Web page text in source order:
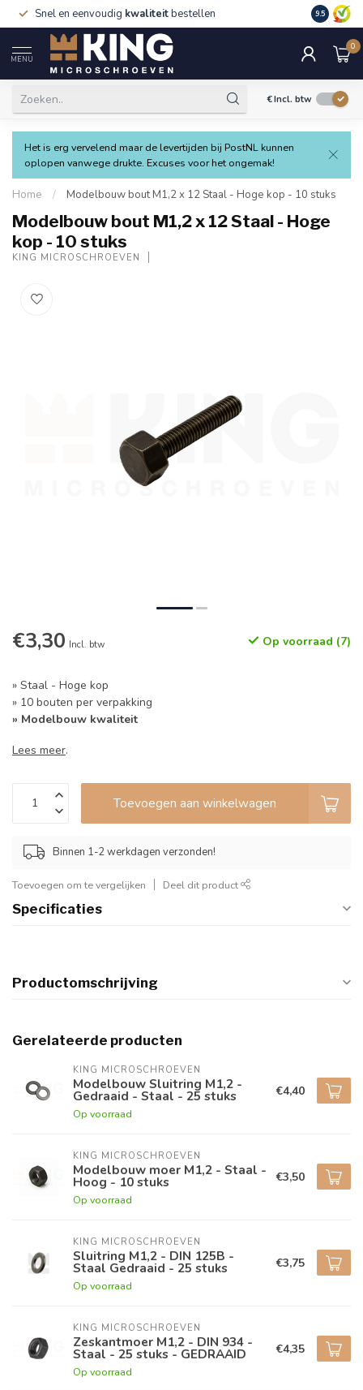
Snel en eenvoudig kwaliteitbestellen 9.5
MENU
0
€Incl. btw
Het is erg vervelend maar de levertijden bij PostNL kunnen
oplopen vanwege drukte. Excuses voor het ongemak!
Home / Modelbouw bout M1,2 x 12 Staal - Hoge kop - 10 stuks
Modelbouw bout M1,2 x 12 Staal - Hoge
kop - 10 stuks
KING MICROSCHROEVEN
€3,30 Incl. btw Op voorraad (7)
» Staal - Hoge kop
» 10 bouten per verpakking
» Modelbouw kwaliteit
Lees meer.
Toevoegen aan winkelwagen
Binnen 1-2 werkdagen verzonden!
Toevoegen om te vergelijken Deel dit product
Specificaties
Productomschrijving
Gerelateerde producten
KING MICROSCHROEVEN
Modelbouw Sluitring M1,2 -
Gedraaid - Staal - 25 stuks
Op voorraad
€4,40
KING MICROSCHROEVEN
Modelbouw moer M1,2 - Staal -
Hoog - 10 stuks
Op voorraad
€3,50
KING MICROSCHROEVEN
Sluitring M1,2 - DIN 125B -
Staal Gedraaid - 25 stuks
Op voorraad
€3,75
KING MICROSCHROEVEN
Zeskantmoer M1,2 - DIN 934 -
Staal - 25 stuks - GEDRAAID
Op voorraad
€4,35